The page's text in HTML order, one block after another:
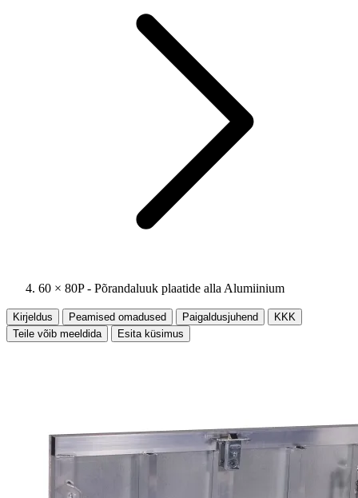
60 × 80P - Põrandaluuk plaatide alla Alumiinium
Kirjeldus Peamised omadused Paigaldusjuhend
KKK
Teile võib meeldida
Esita küsimus